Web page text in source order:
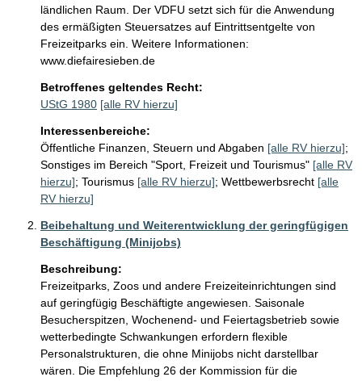
ländlichen Raum. Der VDFU setzt sich für die Anwendung
des ermäßigten Steuersatzes auf Eintrittsentgelte von
Freizeitparks ein. Weitere Informationen:
www.diefairesieben.de
Betroffenes geltendes Recht:
UStG 1980 [alle RV hierzu]
Interessenbereiche:
Öffentliche Finanzen, Steuern und Abgaben [alle RV hierzu];
Sonstiges im Bereich "Sport, Freizeit und Tourismus" [alle RV
hierzu]; Tourismus [alle RV hierzu]; Wettbewerbsrecht [alle
RV hierzu]
Beibehaltung und Weiterentwicklung der geringfügigen
Beschäftigung (Minijobs)
Beschreibung:
Freizeitparks, Zoos und andere Freizeiteinrichtungen sind
auf geringfügig Beschäftigte angewiesen. Saisonale
Besucherspitzen, Wochenend- und Feiertagsbetrieb sowie
wetterbedingte Schwankungen erfordern flexible
Personalstrukturen, die ohne Minijobs nicht darstellbar
wären. Die Empfehlung 26 der Kommission für die